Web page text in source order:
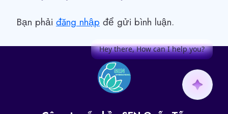
Bạn phải đăng nhập để gửi bình luận.
Hey there, How can I help you?